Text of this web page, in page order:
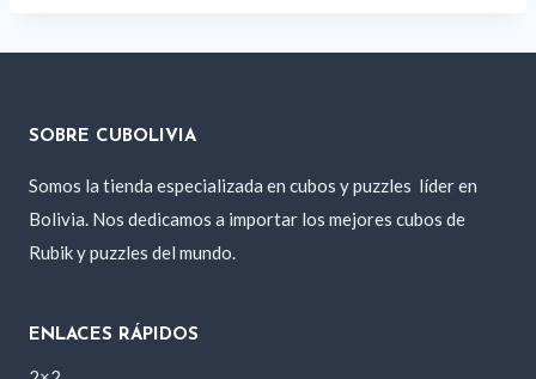
SOBRE CUBOLIVIA
Somos la tienda especializada en cubos y puzzles líder en
Bolivia. Nos dedicamos a importar los mejores cubos de
Rubik y puzzles del mundo.
ENLACES RÁPIDOS